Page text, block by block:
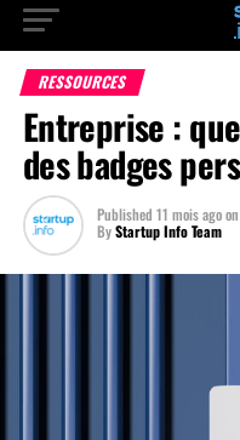
RESSOURCES
Entreprise :
des badges
Published 11 mois agoon
ByStartup Info Team